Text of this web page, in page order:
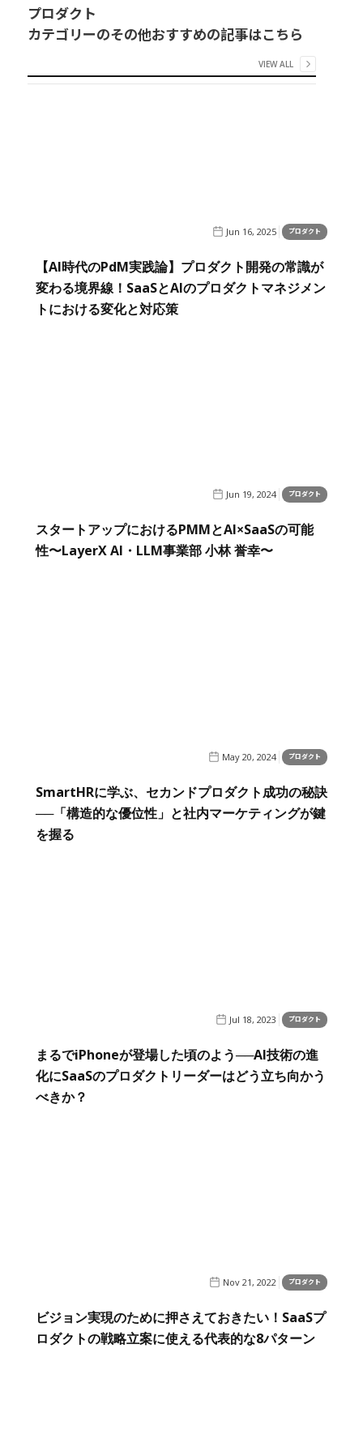
プロダクト
カテゴリーのその他おすすめの記事はこちら
VIEW ALL
Jun 16, 2025 プロダクト
【AI時代のPdM実践論】プロダクト開発の常識が
変わる境界線！SaaSとAIのプロダクトマネジメン
トにおける変化と対応策
Jun 19, 2024 プロダクト
スタートアップにおけるPMMとAI×SaaSの可能
性〜LayerX AI・LLM事業部 小林 誉幸〜
May 20, 2024 プロダクト
SmartHRに学ぶ、セカンドプロダクト成功の秘訣
──「構造的な優位性」と社内マーケティングが鍵
を握る
Jul 18, 2023 プロダクト
まるでiPhoneが登場した頃のよう──AI技術の進
化にSaaSのプロダクトリーダーはどう立ち向かう
べきか？
Nov 21, 2022 プロダクト
ビジョン実現のために押さえておきたい！SaaSプ
ロダクトの戦略立案に使える代表的な8パターン